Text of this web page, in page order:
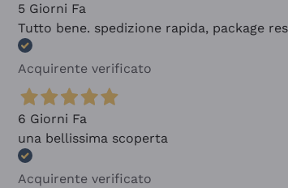
5 Giorni Fa
Tutto bene. spedizione rapida, package
Acquirente verificato
6 Giorni Fa
una bellissima scoperta
Acquirente verificato